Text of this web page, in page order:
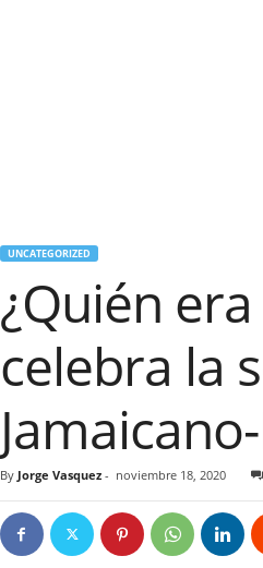
UNCATEGORIZED
¿Quién
celebra la
By Jorge Vasquez- noviembre 18, 2020